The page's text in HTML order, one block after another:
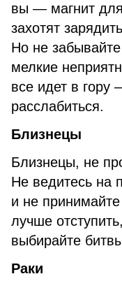
вы — магнит
захотят
Но не
мелкие
все идет в
расслабиться.
Близнецы
Близнецы, не
Не ведитесь на
и не
лучше
выбирайте
Раки